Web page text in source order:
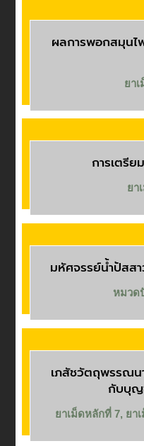
ผลการพอกสมุนไ
ยา
การเตรีย
ยา
มหัศจรรย์น้ำปัสส
หมวด
เภสัชวัตถุพรรณน
กับบุญ
ยาเม็ดหลักที่ 7, ยา